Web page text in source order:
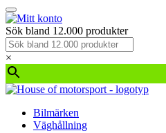
Sök bland 12.000 produkter
×
Bilmärken
Väghållning